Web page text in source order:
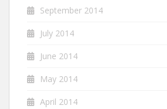
September 2014
July 2014
June 2014
May 2014
April 2014